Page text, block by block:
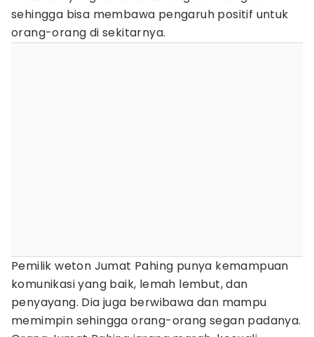
sehingga bisa membawa pengaruh positif untuk
orang-orang di sekitarnya.
Pemilik weton Jumat Pahing punya kemampuan
komunikasi yang baik, lemah lembut, dan
penyayang. Dia juga berwibawa dan mampu
memimpin sehingga orang-orang segan padanya.